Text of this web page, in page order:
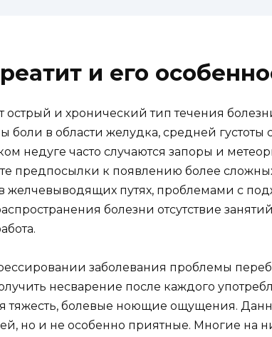
и его
острый и хронический тип течения
боли в области желудка, средней густоты
недуге часто случаются запоры и
предпосылки к появлению более
желчевыводящих путях, проблемами с
болезни отсутствие
заболевания проблемы
несварение после каждого
тяжесть, болевые ноющие ощущения.
но и не особенно приятные. Многие на